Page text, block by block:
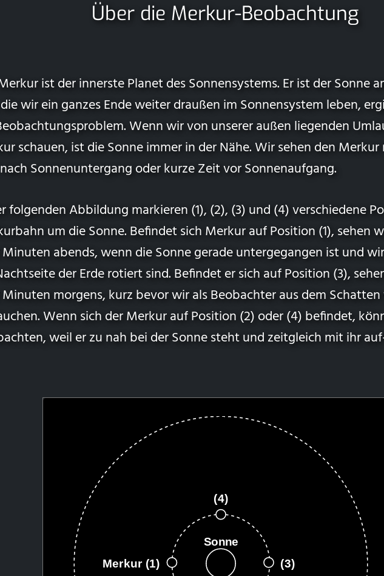
Über die Merkur-Beobachtung
ist der innerste Planet des Sonnensystems. Er ist der Sonne
wir ein ganzes Ende weiter draußen im Sonnensystem leben,
Wenn wir von unserer außen liegenden
schauen, ist die Sonne immer in der Nähe. Wir sehen den
Sonnenuntergang oder kurze Zeit vor Sonnenaufgang.
folgenden Abbildung markieren (1), (2), (3) und (4) verschiedene
um die Sonne. Befindet sich Merkur auf Position (1), sehen
abends, wenn die Sonne gerade untergegangen ist und
der Erde rotiert sind. Befindet er sich auf Position (3),
morgens, kurz bevor wir als Beobachter aus dem
Wenn sich der Merkur auf Position (2) oder (4) befindet,
weil er zu nah bei der Sonne steht und zeitgleich mit ihr